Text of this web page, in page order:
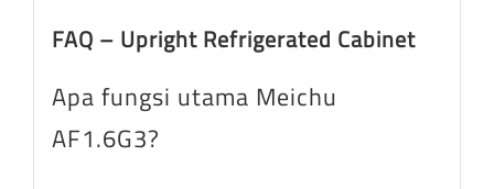
FAQ – Upright Refrigerated Cabinet
Apa fungsi utama Meichu
AF1.6G3?